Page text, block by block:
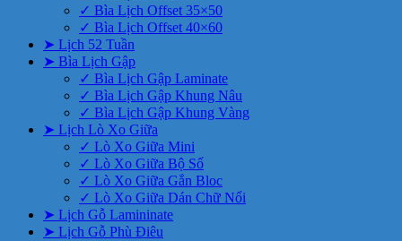
✓ Bìa Lịch Offset 35×50
✓ Bìa Lịch Offset 40×60
➤ Lịch 52 Tuần
➤ Bìa Lịch Gập
✓ Bìa Lịch Gập Laminate
✓ Bìa Lịch Gập Khung Nâu
✓ Bìa Lịch Gập Khung Vàng
➤ Lịch Lò Xo Giữa
✓ Lò Xo Giữa Mini
✓ Lò Xo Giữa Bộ Số
✓ Lò Xo Giữa Gắn Bloc
✓ Lò Xo Giữa Dán Chữ Nổi
➤ Lịch Gỗ Lamininate
➤ Lịch Gỗ Phù Điêu